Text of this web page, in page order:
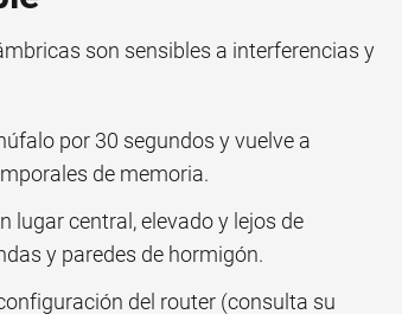
son sensibles a interferencias y
por 30 segundos y vuelve a
de memoria.
lugar central, elevado y lejos de
y paredes de hormigón.
del router (consulta su